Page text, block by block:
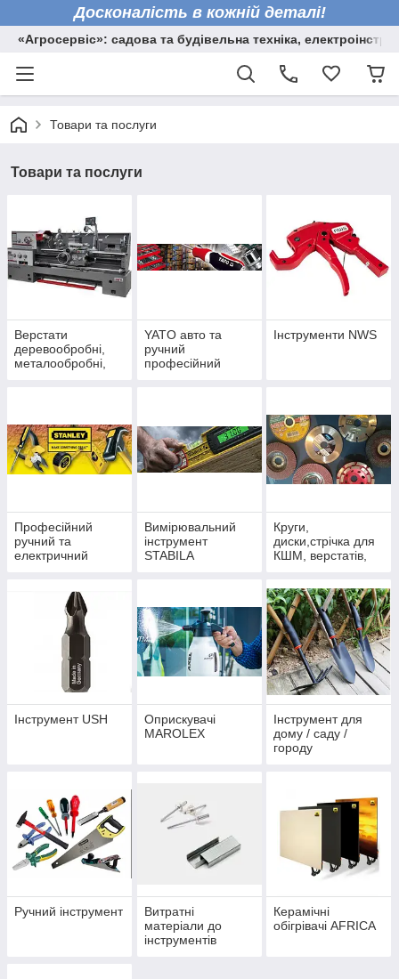
Досконалість в кожній деталі!
«Агросервіс»: садова та будівельна техніка,
Товари та послуги
Товари та послуги
Верстати
деревообробні,
металообробні,
YATO авто та
ручний
професійний
Інструменти NWS
Професійний
ручний та
електричний
Вимірювальний
інструмент
STABILA
Круги,
диски,стрічка для
КШМ, верстатів,
Інструмент USH
Оприскувачі
MAROLEX
Інструмент для
дому / саду /
городу
Ручний інструмент
Витратні
матеріали до
інструментів
Керамічні
обігрівачі AFRICA